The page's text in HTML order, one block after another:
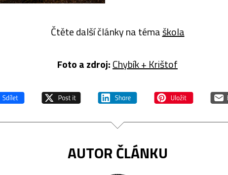
Čtěte další články na témaškola
Foto a zdroj:Chybík + Krištof
AUTOR ČLÁNKU